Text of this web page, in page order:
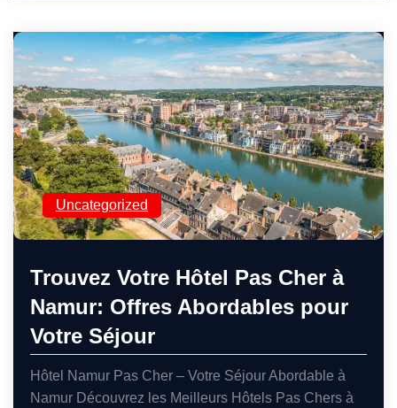
Uncategorized
Trouvez Votre Hôtel Pas Cher à
Namur: Offres Abordables pour
Votre Séjour
Hôtel Namur Pas Cher – Votre Séjour Abordable à
Namur Découvrez les Meilleurs Hôtels Pas Chers à